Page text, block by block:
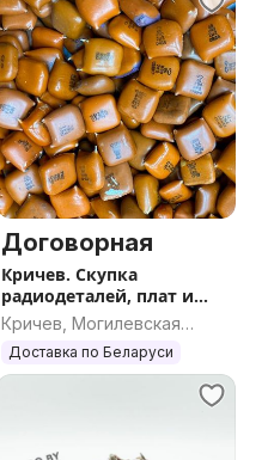
Договорная
Кричев. Скупка
радиодеталей, плат и
катализаторов по всей
РБ
Кричев, Могилевская
область
Доставка по Беларуси